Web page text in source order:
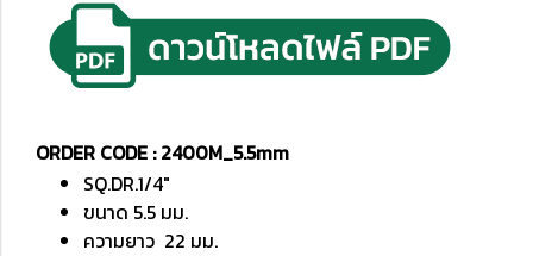
ORDER CODE : 2400M_5.5mm
SQ.DR.1/4"
ขนาด 5.5 มม.
ความยาว 22 มม.